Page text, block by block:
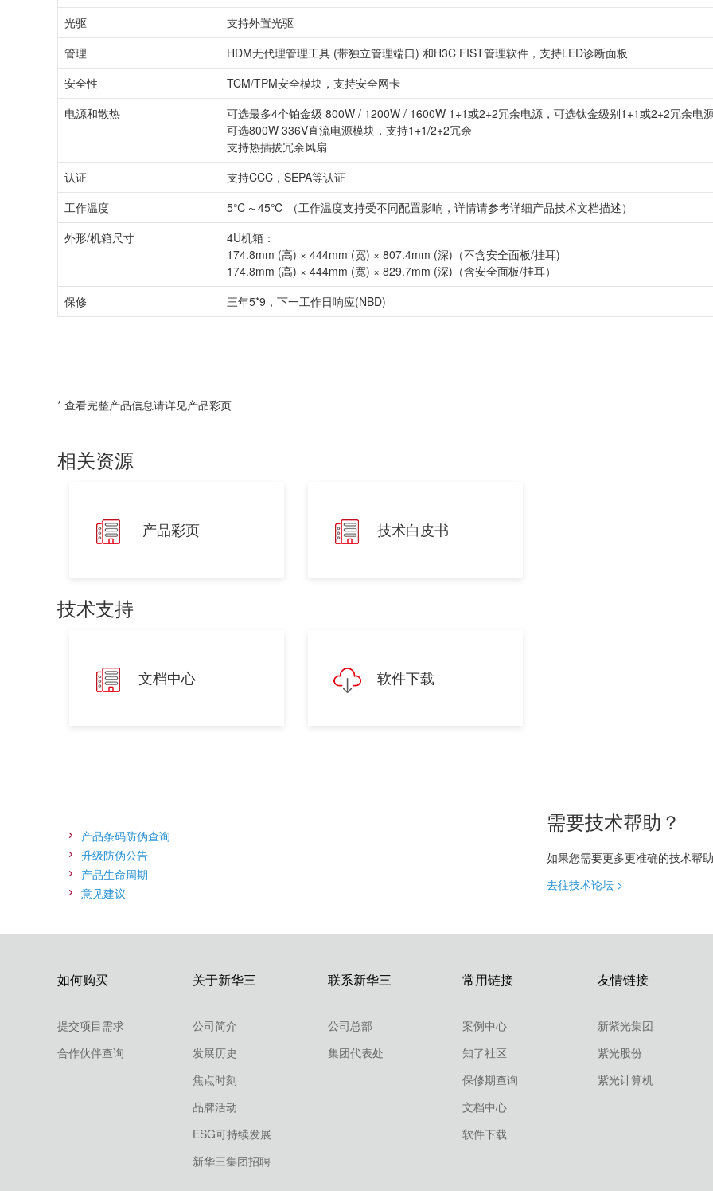
光驱
支持外置光驱
管理
HDM无代理管理工具 (带独立管理端口) 和H3C FIST管理软件，支持LED诊断面板
安全性
TCM/TPM安全模块，支持安全网卡
电源和散热
可选最多4个铂金级 800W / 1200W / 1600W 1+1或2+2冗余电源，可选钛金级别1+1或2+2冗余电
可选800W 336V直流电源模块，支持1+1/2+2冗余
支持热插拔冗余风扇
认证
支持CCC，SEPA等认证
工作温度
5℃～45℃ （工作温度支持受不同配置影响，详情请参考详细产品技术文档描述）
外形/机箱尺寸
4U机箱：
174.8mm (高) × 444mm (宽) × 807.4mm (深)（不含安全面板/挂耳)
174.8mm (高) × 444mm (宽) × 829.7mm (深)（含安全面板/挂耳）
保修
三年5*9，下一工作日响应(NBD)
* 查看完整产品信息请详见产品彩页
相关资源
产品彩页 技术白皮书
技术支持
文档中心 软件下载
产品条码防伪查询
升级防伪公告
产品生命周期
意见建议
需要技术帮助？
如果您需要更多更准确的技术帮助
去往技术论坛 >
如何购买
提交项目需求
合作伙伴查询
关于新华三
公司简介
发展历史
焦点时刻
品牌活动
ESG可持续发展
新华三集团招聘
联系新华三
公司总部
集团代表处
常用链接
案例中心
知了社区
保修期查询
文档中心
软件下载
友情链接
新紫光集团
紫光股份
紫光计算机